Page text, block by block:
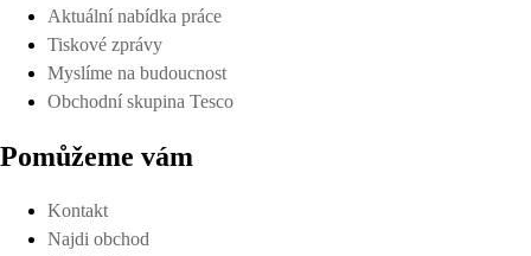
Aktuální nabídka práce
Tiskové zprávy
Myslíme na budoucnost
Obchodní skupina Tesco
Pomůžeme vám
Kontakt
Najdi obchod